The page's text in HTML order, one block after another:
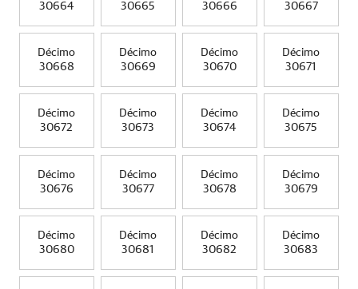
30664
30665
30666
30667
Décimo
30668
Décimo
30669
Décimo
30670
Décimo
30671
Décimo
30672
Décimo
30673
Décimo
30674
Décimo
30675
Décimo
30676
Décimo
30677
Décimo
30678
Décimo
30679
Décimo
30680
Décimo
30681
Décimo
30682
Décimo
30683